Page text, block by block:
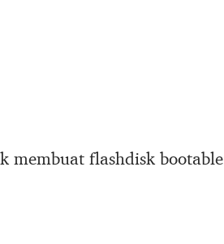
membuat flashdisk bootable